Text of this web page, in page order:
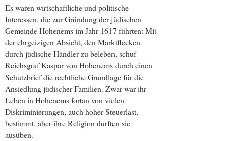
Es waren wirtschaftliche und politische
Interessen, die zur Gründung der jüdischen
Gemeinde Hohenems im Jahr 1617 führten: Mit
der ehrgeizigen Absicht, den Marktflecken
durch jüdische Händler zu beleben, schuf
Reichsgraf Kaspar von Hohenems durch einen
Schutzbrief die rechtliche Grundlage für die
Ansiedlung jüdischer Familien. Zwar war ihr
Leben in Hohenems fortan von vielen
Diskriminierungen, auch hoher Steuerlast,
bestimmt, aber ihre Religion durften sie
ausüben.